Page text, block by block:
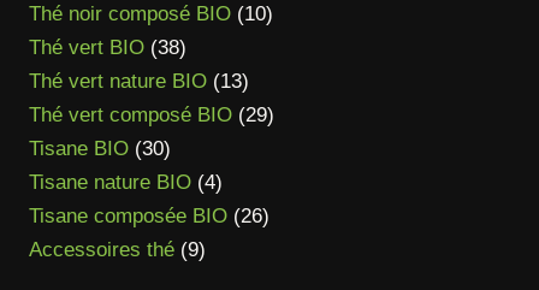
produits
Thé noir composé BIO 1010
Thé vert BIO 3838
produits
Thé vert nature BIO 1313
produits
Thé vert composé BIO 2929
Tisane BIO 3030
produits
Tisane nature BIO 44
produits
Tisane composée BIO 2626
Accessoires thé 99